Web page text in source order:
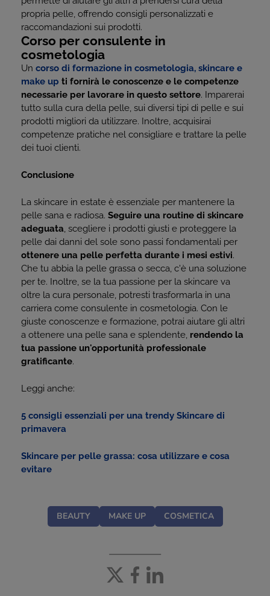
propria pelle, offrendo consigli personalizzati e
raccomandazioni sui prodotti.
Corso per consulente in
cosmetologia
Un corso di formazione in cosmetologia, skincare e
make up ti fornirà le conoscenze e le competenze
necessarie per lavorare in questo settore. Imparerai
tutto sulla cura della pelle, sui diversi tipi di pelle e sui
prodotti migliori da utilizzare. Inoltre, acquisirai
competenze pratiche nel consigliare e trattare la pelle
dei tuoi clienti.
Conclusione
La skincare in estate è essenziale per mantenere la
pelle sana e radiosa. Seguire una routine di skincare
adeguata, scegliere i prodotti giusti e proteggere la
pelle dai danni del sole sono passi fondamentali per
ottenere una pelle perfetta durante i mesi estivi.
Che tu abbia la pelle grassa o secca, c'è una soluzione
per te. Inoltre, se la tua passione per la skincare va
oltre la cura personale, potresti trasformarla in una
carriera come consulente in cosmetologia. Con le
giuste conoscenze e formazione, potrai aiutare gli altri
a ottenere una pelle sana e splendente, rendendo la
tua passione un'opportunità professionale
gratificante.
Leggi anche:
5 consigli essenziali per una trendy Skincare di
primavera
Skincare per pelle grassa: cosa utilizzare e cosa
evitare
BEAUTY MAKE UP COSMETICA